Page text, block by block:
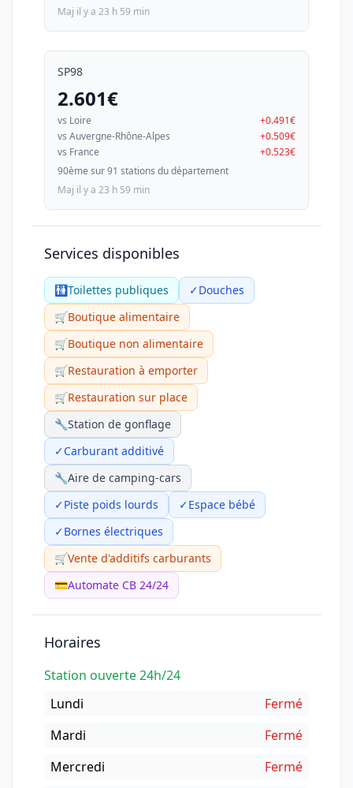
Maj il y a 23 h 59 min
SP98
2.601€
vs Loire
+0.491€
vs Auvergne-Rhône-Alpes
+0.509€
vs France
+0.523€
90ème sur 91 stations du département
Maj il y a 23 h 59 min
Services disponibles
🚻Toilettes publiques ✓Douches
🛒Boutique alimentaire
🛒Boutique non alimentaire
🛒Restauration à emporter
🛒Restauration sur place
🔧Station de gonflage
✓Carburant additivé
🔧Aire de camping-cars
✓Piste poids lourds ✓Espace bébé
✓Bornes électriques
🛒Vente d'additifs carburants
💳Automate CB 24/24
Horaires
Station ouverte 24h/24
Lundi
Fermé
Mardi
Fermé
Mercredi
Fermé